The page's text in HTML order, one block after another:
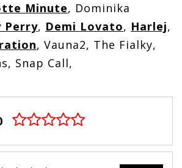
Minute, Dominika
Perry, Demi Lovato, Harlej,
, Vauna2, The Fialky,
Snap Call,